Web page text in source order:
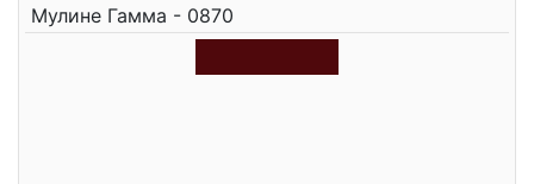
Мулине Гамма - 0870